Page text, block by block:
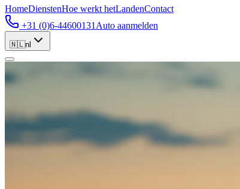
HomeDienstenHoe werkt hetLandenContact
+31 (0)6-44600131 Auto aanmelden
🇳🇱nl